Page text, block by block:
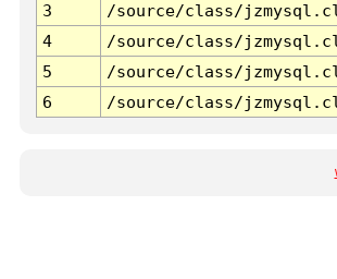
3
/source/class/
4
/source/class/
5
/source/class/
6
/source/class/